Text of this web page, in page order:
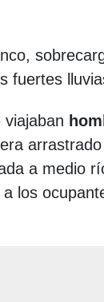
fuertes
a medio
los